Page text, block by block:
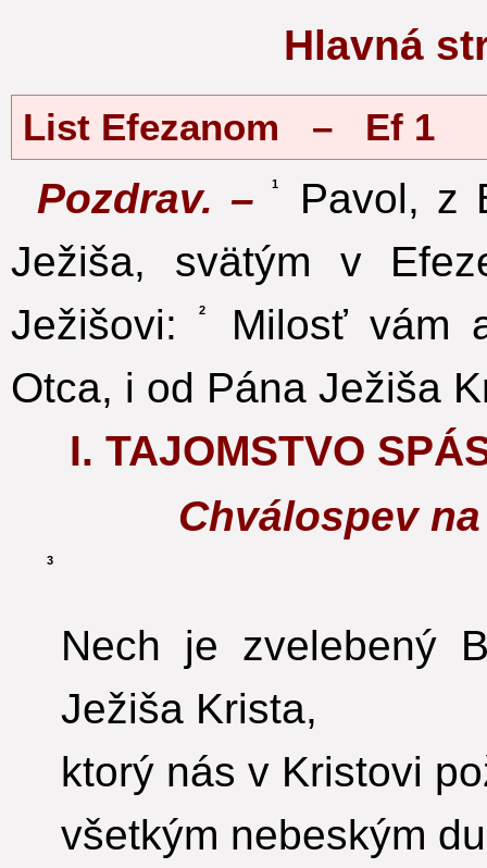
Hlavná
List Efezanom – Ef 1
Pozdrav. –1
Pavol, z
Ježiša, svätým v
Ježišovi:
2
Milosť vám
Otca, i od Pána Ježiša
I. TAJOMSTVO
Chválospev
3
Nech je zvelebený
Ježiša Krista,
ktorý nás v Kristovi
všetkým nebeským